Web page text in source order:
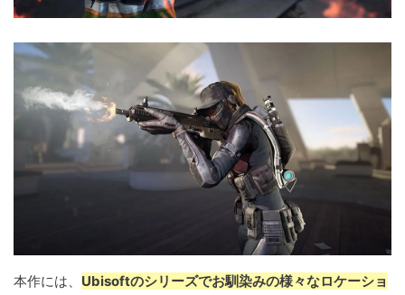
本作には、 Ubisoftのシリーズでお馴染みの様々なロケーショ